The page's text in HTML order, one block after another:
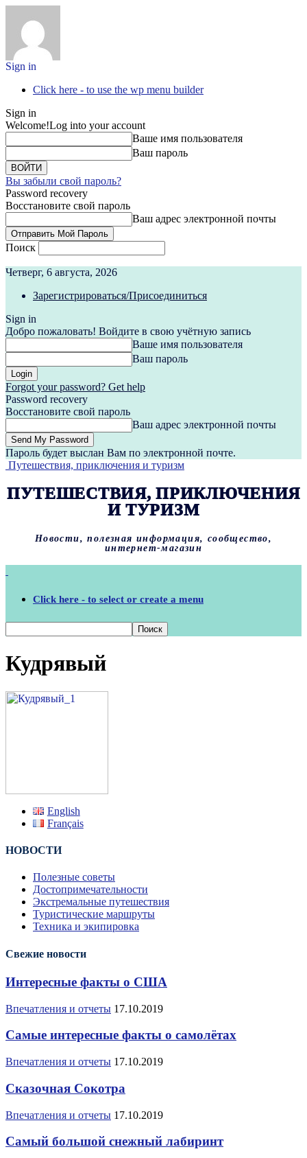
Sign in
Click here - to use the wp menu builder
Sign in
Welcome!Log into your account
Ваше имя пользователя
Ваш пароль
Вы забыли свой пароль?
Password recovery
Восстановите свой пароль
Ваш адрес электронной почты
Поиск
Четверг, 6 августа, 2026
Зарегистрироваться/Присоединиться
Sign in
Добро пожаловать! Войдите в свою учётную запись
Ваше имя пользователя
Ваш пароль
Forgot your password? Get help
Password recovery
Восстановите свой пароль
Ваш адрес электронной почты
Пароль будет выслан Вам по электронной почте.
Путешествия, приключения и туризм
ПУТЕШЕСТВИЯ, ПРИКЛЮЧЕНИЯ
И ТУРИЗМ
Новости, полезная информация, сообщество,
интернет-магазин
Click here - to select or create a menu
Кудрявый
English
Français
НОВОСТИ
Полезные советы
Достопримечательности
Экстремальные путешествия
Туристические маршруты
Техника и экипировка
Свежие новости
Интересные факты о США
Впечатления и отчеты 17.10.2019
Самые интересные факты о самолётах
Впечатления и отчеты 17.10.2019
Сказочная Сокотра
Впечатления и отчеты 17.10.2019
Самый большой снежный лабиринт